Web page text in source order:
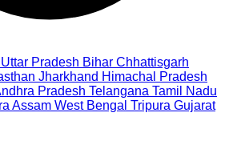
Uttar Pradesh Bihar Chhattisgarh
Jharkhand Himachal Pradesh
Pradesh Telangana Tamil Nadu
Assam West Bengal Tripura Gujarat